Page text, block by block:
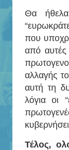
Θα
που
από αυτές
αλλαγής
αυτή τη
λόγια οι
Τέλος,